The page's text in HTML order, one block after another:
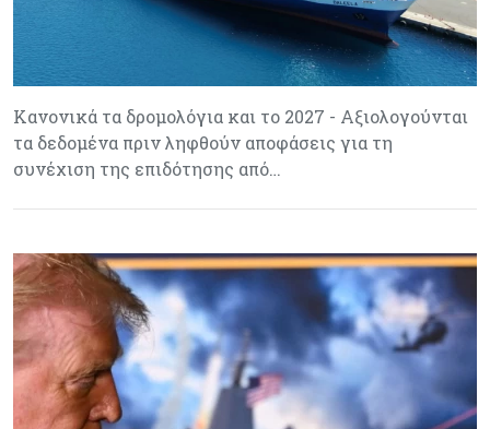
Κανονικά τα δρομολόγια και το 2027 - Αξιολογούνται
τα δεδομένα πριν ληφθούν αποφάσεις για τη
συνέχιση της επιδότησης από…